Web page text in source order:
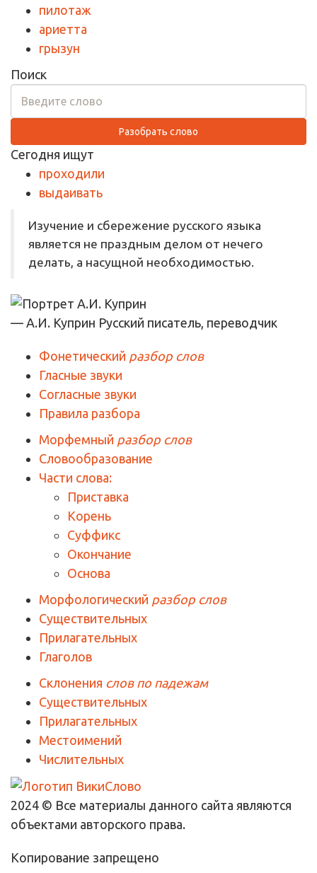
пилотаж
ариетта
грызун
Поиск
Разобрать слово
Сегодня ищут
проходили
выдаивать
Изучение и сбережение русского языка
является не праздным делом от нечего
делать, а насущной необходимостью.
— А.И. Куприн Русский писатель, переводчик
Фонетический разбор слов
Гласные звуки
Согласные звуки
Правила разбора
Морфемный разбор слов
Словообразование
Части слова:
Приставка
Корень
Суффикс
Окончание
Основа
Морфологический разбор слов
Существительных
Прилагательных
Глаголов
Склонения слов по падежам
Существительных
Прилагательных
Местоимений
Числительных
2024 © Все материалы данного сайта являются
объектами авторского права.
Копирование запрещено